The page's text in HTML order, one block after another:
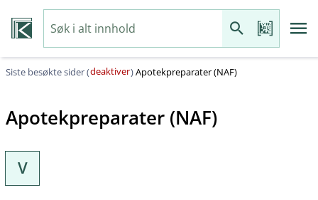
Siste besøkte sider (deaktiver)Apotekpreparater (NAF)
Apotekpreparater (NAF)
V